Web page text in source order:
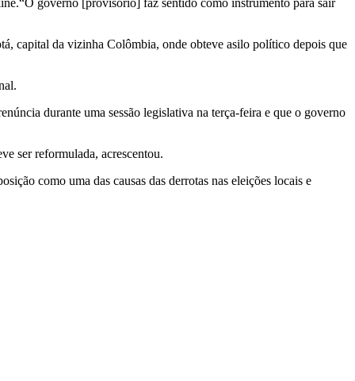
capital da vizinha Colômbia, onde obteve asilo político depois que
durante uma sessão legislativa na terça-feira e que o governo
ser reformulada, acrescentou.
como uma das causas das derrotas nas eleições locais e